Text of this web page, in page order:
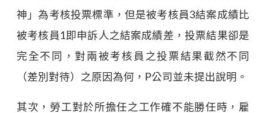
神」為考核投票標準，但是被考核員3結案成績比
被考核員1即申訴人之結案成績差，投票結果卻是
完全不同，對兩被考核員之投票結果截然不同
（差別對待）之原因為何，P公司並未提出說明。
其次，勞工對於所擔任之工作確不能勝任時，雇